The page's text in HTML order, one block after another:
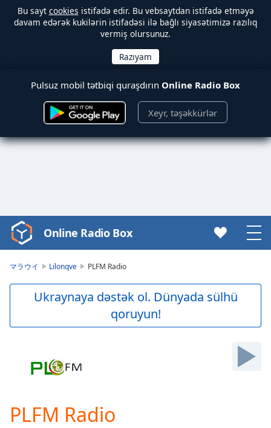
Bu sayt cookies istifadə edir. Bu vebsaytdan istifadə etməyə
davam edərək kukilərin istifadəsi ilə bağlı siyasətimizə razılıq
vermiş olursunuz.
Pulsuz mobil tətbiqi quraşdırın Online Radio Box
Xeyr, təşəkkürlər
Video
Player
Skip
Forward
Online Radio Box
マラウイ Lilonqve PLFM Radio
Ukraynaya dəstək ol. Dünyada sülhü
qoruyun!
PLFM Radio